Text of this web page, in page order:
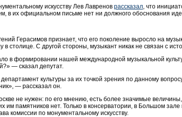
искусству Лев Лавренов рассказал , что
в их официальном письме нет ни должного обоснования
Герасимов признает, что его поколение выросло на
столице. С другой стороны, музыкант никак не связан с
в формировании нашей международной музыкальной
— сказал депутат.
культуры за их точкой зрения по данному
— рассказал он.
не нужен: по его мнению, есть более значимые
им памятников нет. Только в консерватории, в Большом
комиссии по монументальному искусству.